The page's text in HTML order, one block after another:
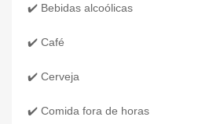
✔️ Bebidas alcoólicas
✔️ Café
✔️ Cerveja
✔️ Comida fora de horas